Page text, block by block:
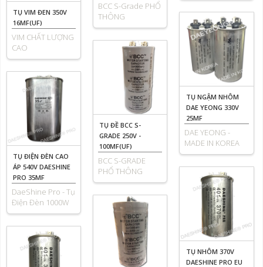
TỤ VIM ĐEN 350V
16MF(UF)
VIM CHẤT LƯỢNG
CAO
TỤ ĐIỆN ĐÈN CAO
ÁP 540V DAESHINE
PRO 35MF
DaeShine Pro - Tụ
Điện Đèn 1000W
BCC S-Grade PHỔ
THÔNG
TỤ ĐỀ BCC S-
GRADE 250V -
100MF(UF)
BCC S-GRADE
PHỔ THÔNG
TỤ NGẬM NHÔM
DAE YEONG 330V
25MF
DAE YEONG -
MADE IN KOREA
TỤ NHÔM 370V
DAESHINE PRO EU